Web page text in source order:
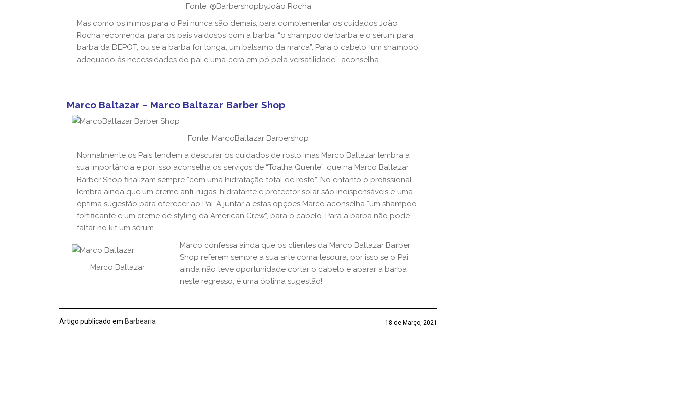
Fonte: @BarbershopbyJoão Rocha
Mas como os mimos para o Pai nunca são demais, para complementar os cuidados João
Rocha recomenda, para os pais vaidosos com a barba, “o shampoo de barba e o sérum para
barba da DEPOT, ou se a barba for longa, um bálsamo da marca”. Para o cabelo “um shampoo
adequado às necessidades do pai e uma cera em pó pela versatilidade”, aconselha.
Marco Baltazar – Marco Baltazar Barber Shop
Fonte: MarcoBaltazar Barbershop
Normalmente os Pais tendem a descurar os cuidados de rosto, mas Marco Baltazar lembra a
sua importância e por isso aconselha os serviços de “Toalha Quente”, que na Marco Baltazar
Barber Shop finalizam sempre “com uma hidratação total de rosto”. No entanto o profissional
lembra ainda que um creme anti-rugas, hidratante e protector solar são indispensáveis e uma
óptima sugestão para oferecer ao Pai. A juntar a estas opções Marco aconselha “um shampoo
fortificante e um creme de styling da American Crew”, para o cabelo. Para a barba não pode
faltar no kit um sérum.
Marco Baltazar
Marco confessa ainda que os clientes da Marco Baltazar Barber
Shop referem sempre a sua arte coma tesoura, por isso se o Pai
ainda não teve oportunidade cortar o cabelo e aparar a barba
neste regresso, é uma óptima sugestão!
Artigo publicado em Barbearia 18 de Março, 2021